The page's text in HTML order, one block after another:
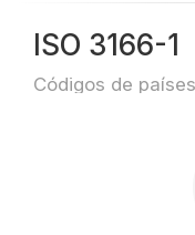
ISO 3166-1
Códigos de países